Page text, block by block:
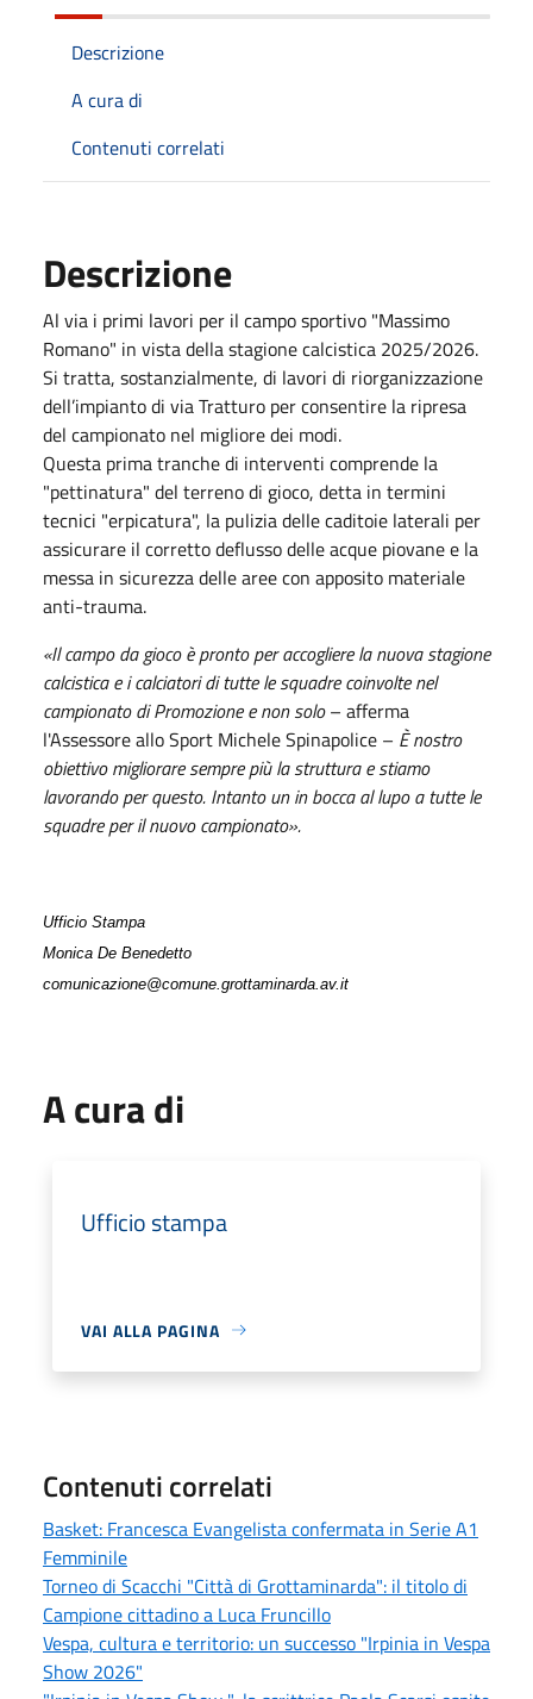
Descrizione
A cura di
Contenuti correlati
Descrizione
Al via i primi lavori per il campo sportivo "Massimo
Romano" in vista della stagione calcistica 2025/2026.
Si tratta, sostanzialmente, di lavori di riorganizzazione
dell’impianto di via Tratturo per consentire la ripresa
del campionato nel migliore dei modi.
Questa prima tranche di interventi comprende la
"pettinatura" del terreno di gioco, detta in termini
tecnici "erpicatura", la pulizia delle caditoie laterali per
assicurare il corretto deflusso delle acque piovane e la
messa in sicurezza delle aree con apposito materiale
anti-trauma.
«Il campo da gioco è pronto per accogliere la nuova stagione
calcistica e i calciatori di tutte le squadre coinvolte nel
campionato di Promozione e non solo– afferma
l'Assessore allo Sport Michele Spinapolice – È nostro
obiettivo migliorare sempre più la struttura e stiamo
lavorando per questo. Intanto un in bocca al lupo a tutte le
squadre per il nuovo campionato».
Ufficio Stampa
Monica De Benedetto
comunicazione@comune.grottaminarda.av.it
A cura di
Ufficio stampa
VAI ALLA PAGINA
Contenuti correlati
Basket: Francesca Evangelista confermata in Serie A1
Femminile
Torneo di Scacchi "Città di Grottaminarda": il titolo di
Campione cittadino a Luca Fruncillo
Vespa, cultura e territorio: un successo "Irpinia in Vespa
Show 2026"